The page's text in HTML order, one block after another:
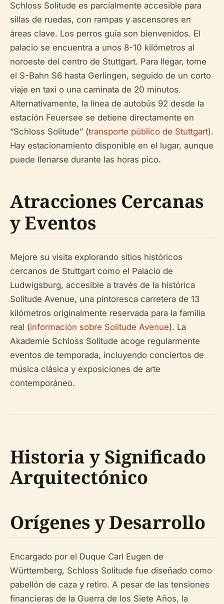
Schloss Solitude es parcialmente accesible para
sillas de ruedas, con rampas y ascensores en
áreas clave. Los perros guía son bienvenidos. El
palacio se encuentra a unos 8-10 kilómetros al
noroeste del centro de Stuttgart. Para llegar, tome
el S-Bahn S6 hasta Gerlingen, seguido de un corto
viaje en taxi o una caminata de 20 minutos.
Alternativamente, la línea de autobús 92 desde la
estación Feuersee se detiene directamente en
“Schloss Solitude” (transporte público de Stuttgart).
Hay estacionamiento disponible en el lugar, aunque
puede llenarse durante las horas pico.
Atracciones Cercanas
y Eventos
Mejore su visita explorando sitios históricos
cercanos de Stuttgart como el Palacio de
Ludwigsburg, accesible a través de la histórica
Solitude Avenue, una pintoresca carretera de 13
kilómetros originalmente reservada para la familia
real (información sobre Solitude Avenue). La
Akademie Schloss Solitude acoge regularmente
eventos de temporada, incluyendo conciertos de
música clásica y exposiciones de arte
contemporáneo.
Historia y Significado
Arquitectónico
Orígenes y Desarrollo
Encargado por el Duque Carl Eugen de
Württemberg, Schloss Solitude fue diseñado como
pabellón de caza y retiro. A pesar de las tensiones
financieras de la Guerra de los Siete Años, la